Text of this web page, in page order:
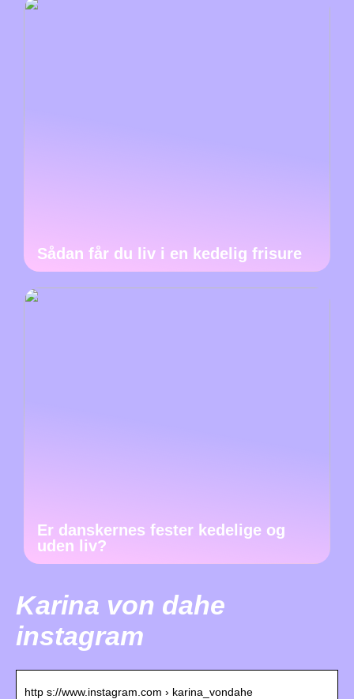
Sådan får du liv i en kedelig frisure
Er danskernes fester kedelige og
uden liv?
Karina von dahe
instagram
http s://www.instagram.com › karina_vondahe